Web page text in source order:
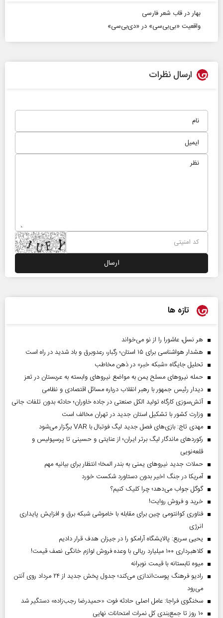
بهار در قاب شعر فارسی
واقعیت «بی‌بی‌سی» در «دی‌بی‌سی»
ارسال نظرات
تازه ها
هر نسل، عاشورا را از نو می‌خواند
هشدار هواشناسی برای ۱۵ استان؛ رگبار، رعدوبرق و باد شدید در راه است
تحلیل جایگاه «شبکه خبر» در ذهن مخاطب
حمله نیروهای مسلح یمن به مواضع نیروهای وابسته به عربستان در تعز
دیدار رئیس‌ جمهور با رهبر انقلاب درباره مسائل اقتصادی و نظامی
آتش‌سوزی کارگاه تولید الکل صنعتی در جاده خاوران؛ حادثه بدون تلفات جانی
وزارت کشور با تشکیل استان جدید در تهران مخالف است
مهدی تاج: بازی‌های فصل جدید لیگ فوتبال با VAR برگزار می‌شود
رکورد‌های ماندگار لیگ برتر ایران؛ از عنایتی و حسینی تا پرسپولیس و
قلعه‌نویی
حملات جدید نیروهای یمنی به بندر المخا؛ انتظار برای بیانیه مهم
آمریکا در جنگ اخیر بدون دستاورد شکست خورد
گوگل جواب می‌دهد؛ چرا کلیک کنیم؟
خرید و فروش روایت!
فناوری کوانتومی چین برای مقابله با خاموشی شبکه برق و افزایش پایداری
انرژی
یحیی سریع: پالایشگاه آرامکو را در جیزان هدف قرار دادیم
کلاهبرداری ۱۰۰ میلیارد ریالی با وعده فروش لوازم خانگی نصف قیمت!
میوه تابستانه با قیمت نوبرانه
رادیو فرهنگ پوست‌اندازی می‌کند؛ جدول پخش جدید از ۲۴ مرداد روی آنتن
می‌رود
سخنگوی فراجا: عامل اصلی حادثه فوت «حمیدرضا رجب‌زاده» دستگیر شد
۱۰ روز تا جمع‌بندی کل نمرات امتحانات نهایی